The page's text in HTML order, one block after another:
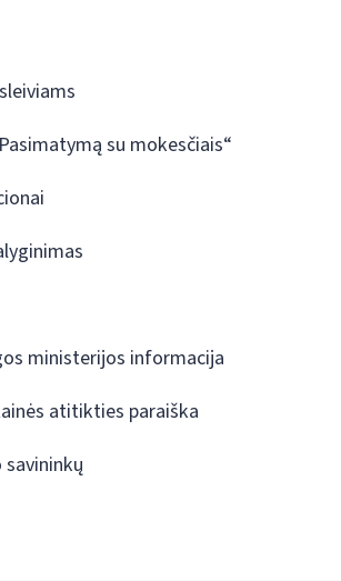
su mokesčiais“
ministerijos informacija
atitikties paraiška